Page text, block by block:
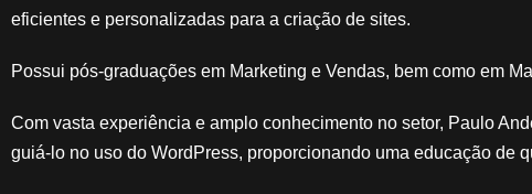
eficientes e personalizadas para a criação de sites.
Possui pós-graduações em Marketing e Vendas, bem como em
Com vasta experiência e amplo conhecimento no setor, Paulo
guiá-lo no uso do WordPress, proporcionando uma educação de